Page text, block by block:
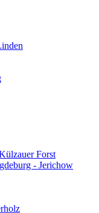
Forst
- Jerichow